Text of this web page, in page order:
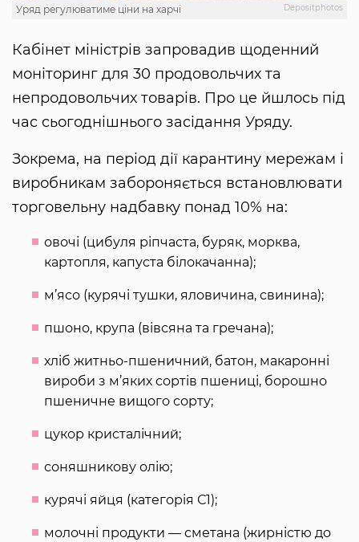
Depositphotos
Уряд регулюватиме ціни на харчі
Кабінет міністрів запровадив щоденний
моніторинг для 30 продовольчих та
непродовольчих товарів. Про це йшлось під
час сьогоднішнього засідання Уряду.
Зокрема, на період дії карантину мережам і
виробникам забороняється встановлювати
торговельну надбавку понад 10% на:
овочі (цибуля ріпчаста, буряк, морква,
картопля, капуста білокачанна);
м’ясо (курячі тушки, яловичина, свинина);
пшоно, крупа (вівсяна та гречана);
хліб житньо-пшеничний, батон, макаронні
вироби з м’яких сортів пшениці, борошно
пшеничне вищого сорту;
цукор кристалічний;
соняшникову олію;
курячі яйця (категорія С1);
молочні продукти — сметана (жирністю до